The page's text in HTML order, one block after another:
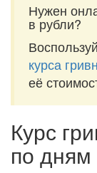
Нужен
в рубли?
курса
её
Курс
по дням